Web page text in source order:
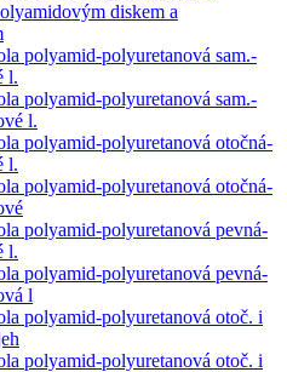
diskem a
polyamid-polyuretanová sam.-
l.
polyamid-polyuretanová sam.-
l.
polyamid-polyuretanová otočná-
l.
polyamid-polyuretanová otočná-
polyamid-polyuretanová pevná-
l.
polyamid-polyuretanová pevná-
l
polyamid-polyuretanová otoč. i
polyamid-polyuretanová otoč. i